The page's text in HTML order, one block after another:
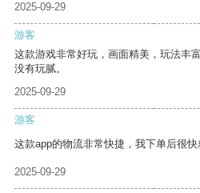
2025-09-29
游客
这款游戏非常好玩，画面精美，玩法丰
没有玩腻。
2025-09-29
游客
这款app的物流非常快捷，我下单后很快
2025-09-29